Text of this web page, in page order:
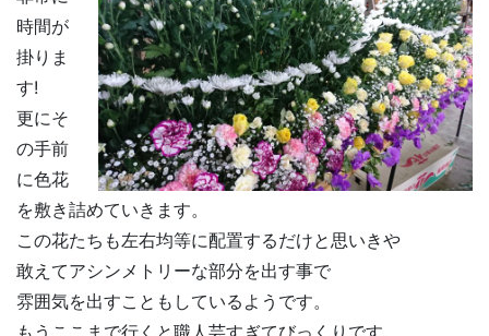
時間が
掛りま
す!
更にそ
の手前
に色花
を敷き詰めていきます。
この花たちも左右均等に配置するだけと思いきや
敢えてアシンメトリーな部分を出す事で
雰囲気を出すこともしているようです。
もうここまで行くと職人芸すぎてびっくりです。